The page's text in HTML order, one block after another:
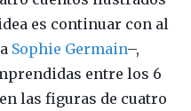
es continuar con al
Sophie Germain–,
entre los 6
las figuras de cuatro